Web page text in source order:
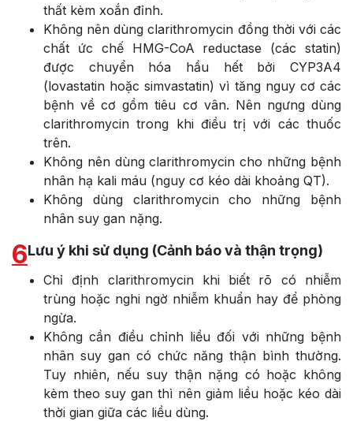
thất kèm xoắn đỉnh.
Không nên dùng clarithromycin đồng thời với các
chất ức chế HMG-CoA reductase (các statin)
được chuyển hóa hầu hết bởi CYP3A4
(lovastatin hoặc simvastatin) vì tăng nguy cơ các
bệnh về cơ gồm tiêu cơ vân. Nên ngưng dùng
clarithromycin trong khi điều trị với các thuốc
trên.
Không nên dùng clarithromycin cho những bệnh
nhân hạ kali máu (nguy cơ kéo dài khoảng QT).
Không dùng clarithromycin cho những bệnh
nhân suy gan nặng.
6Lưu ý khi sử dụng (Cảnh báo và thận trọng)
Chỉ định clarithromycin khi biết rõ có nhiễm
trùng hoặc nghi ngờ nhiễm khuẩn hay để phòng
ngừa.
Không cần điều chỉnh liều đối với những bệnh
nhân suy gan có chức năng thận bình thường.
Tuy nhiên, nếu suy thận nặng có hoặc không
kèm theo suy gan thì nên giảm liều hoặc kéo dài
thời gian giữa các liều dùng.